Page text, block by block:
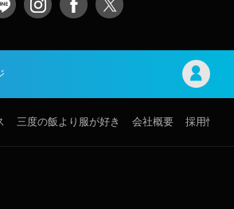
三度の飯より服が好き 会社概要 採用情報